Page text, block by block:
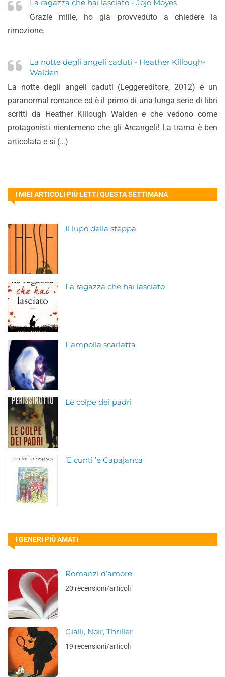
La ragazza che hai lasciato - Jojo Moyes
Grazie mille, ho già provveduto a chiedere la
rimozione.
La notte degli angeli caduti - Heather Killough-
Walden
La notte degli angeli caduti (Leggereditore, 2012) è un
paranormal romance ed è il primo di una lunga serie di libri
scritti da Heather Killough Walden e che vedono come
protagonisti nientemeno che gli Arcangeli! La trama è ben
articolata e si (…)
I MIEI ARTICOLI PIÙ LETTI QUESTA SETTIMANA
Il lupo della steppa
La ragazza che hai lasciato
L’ampolla scarlatta
Le colpe dei padri
’E cunti ’e Capajanca
I GENERI PIÙ AMATI
Romanzi d’amore
20 recensioni/articoli
Gialli, Noir, Thriller
19 recensioni/articoli